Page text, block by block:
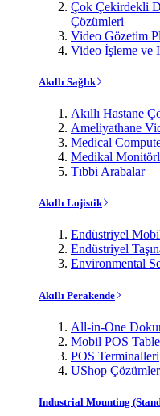
Çok Çekirdekli
Çözümleri
Video Gözetim
Video İşleme ve
Akıllı Sağlık
Akıllı Hastane
Ameliyathane
Medical
Medikal
Tıbbi Arabalar
Akıllı Lojistik
Endüstriyel
Endüstriyel
Environmental
Akıllı Perakende
All-in-One
Mobil POS
POS Terminalleri
UShop
Industrial Mounting